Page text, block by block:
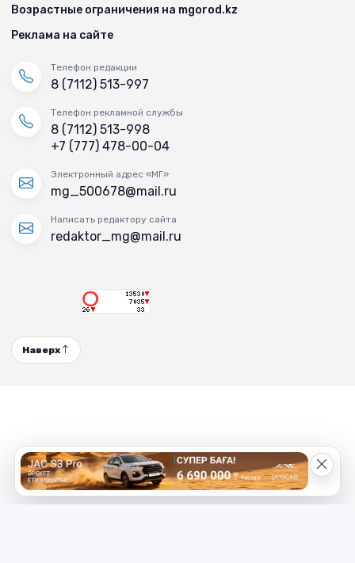
Возрастные ограничения на mgorod.kz
Реклама на сайте
Телефон редакции
8 (7112) 513-997
Телефон рекламной службы
8 (7112) 513-998
+7 (777) 478-00-04
Электронный адрес «МГ»
mg_500678@mail.ru
Написать редактору сайта
redaktor_mg@mail.ru
Наверх